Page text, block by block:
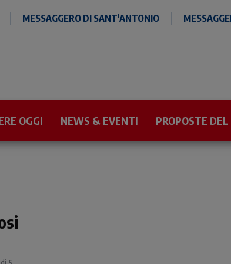
MESSAGGERO DI SANT'ANTONIO
OGGI NEWS & EVENTI PROPOSTE DEL